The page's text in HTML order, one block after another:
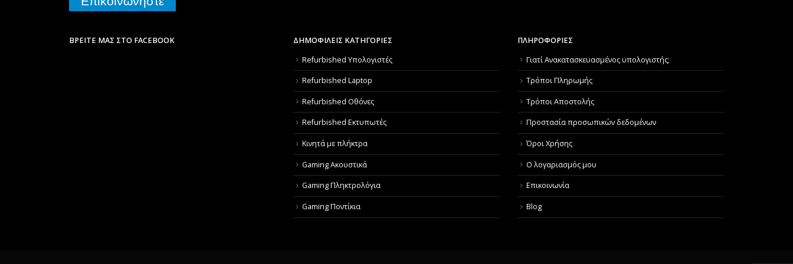
ΒΡΕΊΤΕ ΜΑΣ ΣΤΟ FACEBOOK
ΔΗΜΟΦΙΛΕΙΣ ΚΑΤΗΓΟΡΙΕΣ
Refurbished Υπολογιστές
Refurbished Laptop
Refurbished Οθόνες
Refurbished Εκτυπωτές
Κινητά με πλήκτρα
Gaming Ακουστικά
Gaming Πληκτρολόγια
Gaming Ποντίκια
ΠΛΗΡΟΦΟΡΙΕΣ
Γιατί Aνακατασκευασμένος υπολογιστής;
Τρόποι Πληρωμής
Τρόποι Αποστολής
Προστασία προσωπικών δεδομένων
Όροι Χρήσης
Ο λογαριασμός μου
Επικοινωνία
Blog